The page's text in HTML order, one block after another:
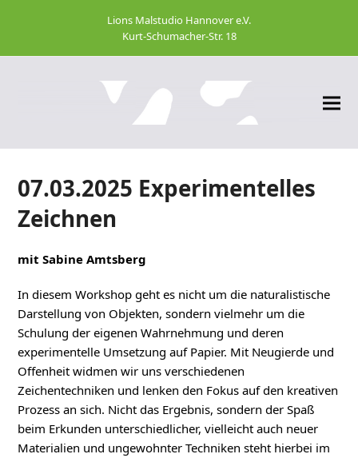
Lions Malstudio Hannover e.V.
Kurt-Schumacher-Str. 18
07.03.2025 Experimentelles
Zeichnen
mit Sabine Amtsberg
In diesem Workshop geht es nicht um die naturalistische
Darstellung von Objekten, sondern vielmehr um die
Schulung der eigenen Wahrnehmung und deren
experimentelle Umsetzung auf Papier. Mit Neugierde und
Offenheit widmen wir uns verschiedenen
Zeichentechniken und lenken den Fokus auf den kreativen
Prozess an sich. Nicht das Ergebnis, sondern der Spaß
beim Erkunden unterschiedlicher, vielleicht auch neuer
Materialien und ungewohnter Techniken steht hierbei im